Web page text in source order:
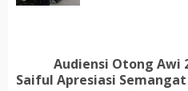
Next
Audiensi Otong Awi
Saiful Apresiasi